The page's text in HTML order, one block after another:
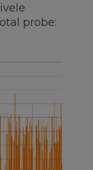
probe: